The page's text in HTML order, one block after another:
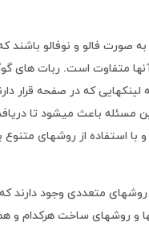
صورت فالو و نوفالو باشند
متفاوت است. ربات های
که در صفحه قرار
مسئله باعث میشود تا
استفاده از روشهای متنوع
متعددی وجود دارند
و روشهای ساخت هرکدام و